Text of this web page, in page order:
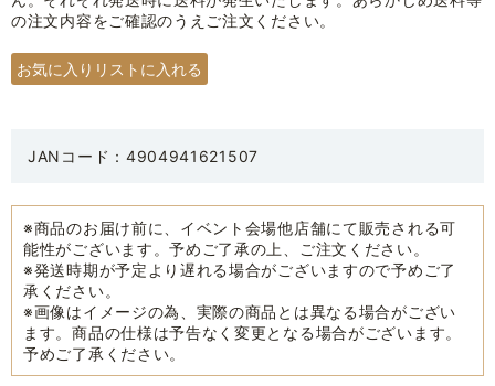
の注文内容をご確認のうえご注文ください。
JANコード：4904941621507
※商品のお届け前に、イベント会場他店舗にて販売される可
能性がございます。予めご了承の上、ご注文ください。
※発送時期が予定より遅れる場合がございますので予めご了
承ください。
※画像はイメージの為、実際の商品とは異なる場合がござい
ます。商品の仕様は予告なく変更となる場合がございます。
予めご了承ください。